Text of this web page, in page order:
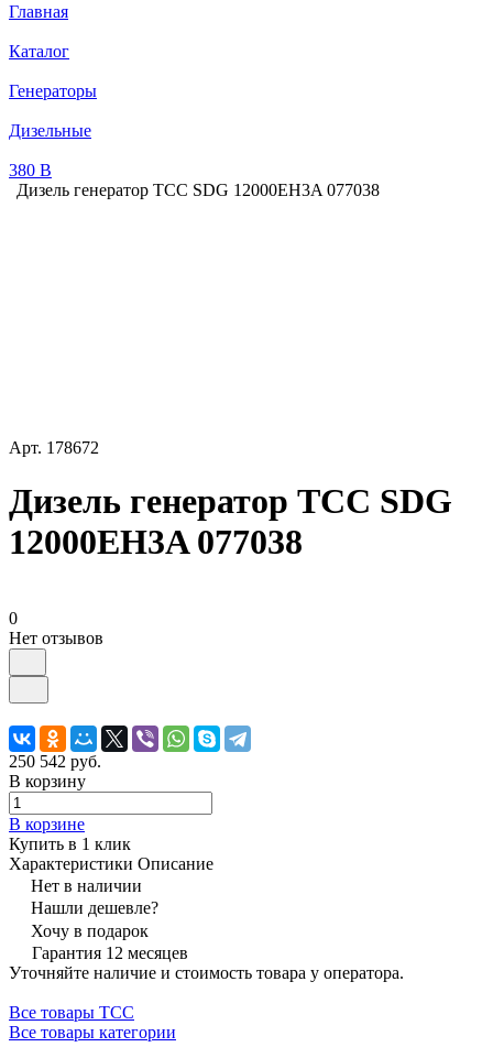
Главная
Каталог
Генераторы
Дизельные
380 В
Дизель генератор ТСС SDG 12000EH3A 077038
Арт. 178672
Дизель генератор ТСС SDG
12000EH3A 077038
0
Нет отзывов
250 542 руб.
В корзину
В корзине
Купить в 1 клик
Характеристики Описание
Нет в наличии
Нашли дешевле?
Хочу в подарок
Гарантия 12 месяцев
Уточняйте наличие и стоимость товара у оператора.
Все товары ТСС
Все товары категории